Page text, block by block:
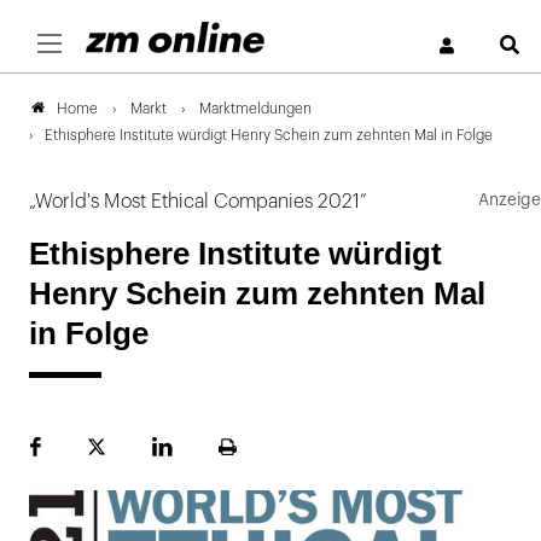
Home Markt
Marktmeldungen
Ethisphere Institute würdigt Henry Schein zum zehnten Mal in Folge
„World's Most Ethical Companies 2021“
Ethisphere Institute würdigt
Henry Schein zum zehnten Mal
in Folge
FacebookPlattformLinekdInSeite